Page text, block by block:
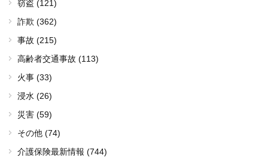
窃盗 (121)
詐欺 (362)
事故 (215)
高齢者交通事故 (113)
火事 (33)
浸水 (26)
災害 (59)
その他 (74)
介護保険最新情報 (744)